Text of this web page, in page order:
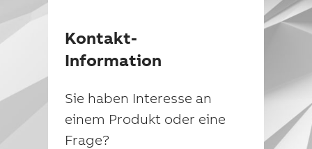
Kontakt-
Information
Sie haben Interesse an
einem Produkt oder eine
Frage?